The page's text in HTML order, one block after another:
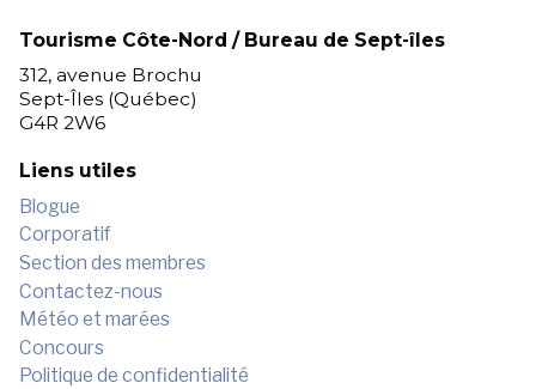
Tourisme Côte-Nord / Bureau de Sept-îles
312, avenue Brochu
Sept-Îles (Québec)
G4R 2W6
Liens utiles
Blogue
Corporatif
Section des membres
Contactez-nous
Météo et marées
Concours
Politique de confidentialité